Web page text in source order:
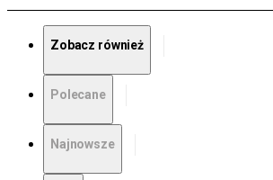
Zobacz również
Polecane
Najnowsze